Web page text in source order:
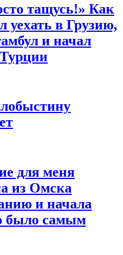
тащусь!» Как
уехать в Грузию,
и начал
для меня
из Омска
и начала
было самым